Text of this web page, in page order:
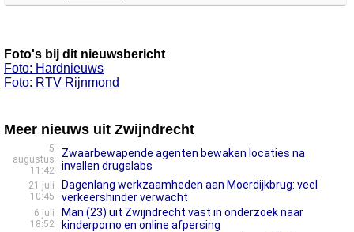
Foto's bij dit nieuwsbericht
Foto: Hardnieuws
Foto: RTV Rijnmond
Meer nieuws uit Zwijndrecht
5
augustus
11:42
Zwaarbewapende agenten bewaken locaties na
invallen drugslabs
21 juli
10:45
Dagenlang werkzaamheden aan Moerdijkbrug: veel
verkeershinder verwacht
6 juli
18:52
Man (23) uit Zwijndrecht vast in onderzoek naar
kinderporno en online afpersing